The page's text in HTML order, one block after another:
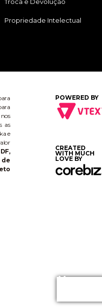
Propriedade Intelectual
as
e
de
POWERED BY
CREATED
WITH MUCH
LOVE BY